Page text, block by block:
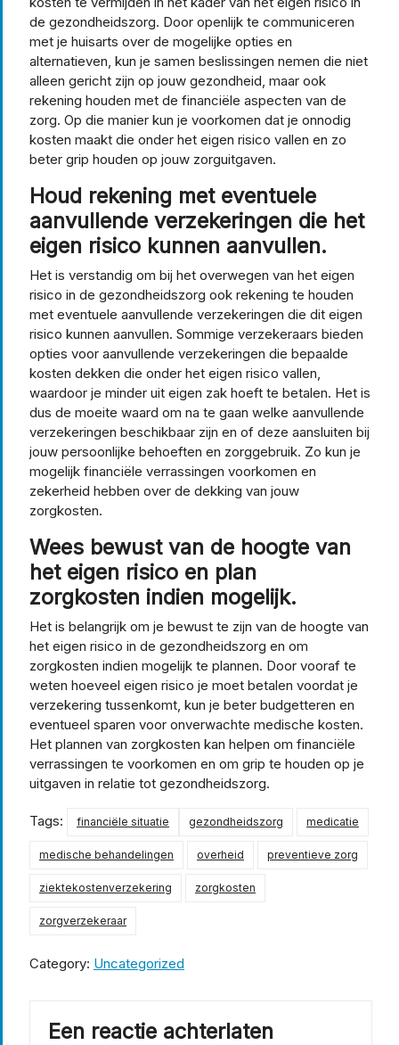
de gezondheidszorg. Door openlijk te communiceren
met je huisarts over de mogelijke opties en
alternatieven, kun je samen beslissingen nemen die niet
alleen gericht zijn op jouw gezondheid, maar ook
rekening houden met de financiële aspecten van de
zorg. Op die manier kun je voorkomen dat je onnodig
kosten maakt die onder het eigen risico vallen en zo
beter grip houden op jouw zorguitgaven.
Houd rekening met eventuele
aanvullende verzekeringen die het
eigen risico kunnen aanvullen.
Het is verstandig om bij het overwegen van het eigen
risico in de gezondheidszorg ook rekening te houden
met eventuele aanvullende verzekeringen die dit eigen
risico kunnen aanvullen. Sommige verzekeraars bieden
opties voor aanvullende verzekeringen die bepaalde
kosten dekken die onder het eigen risico vallen,
waardoor je minder uit eigen zak hoeft te betalen. Het is
dus de moeite waard om na te gaan welke aanvullende
verzekeringen beschikbaar zijn en of deze aansluiten bij
jouw persoonlijke behoeften en zorggebruik. Zo kun je
mogelijk financiële verrassingen voorkomen en
zekerheid hebben over de dekking van jouw
zorgkosten.
Wees bewust van de hoogte van
het eigen risico en plan
zorgkosten indien mogelijk.
Het is belangrijk om je bewust te zijn van de hoogte van
het eigen risico in de gezondheidszorg en om
zorgkosten indien mogelijk te plannen. Door vooraf te
weten hoeveel eigen risico je moet betalen voordat je
verzekering tussenkomt, kun je beter budgetteren en
eventueel sparen voor onverwachte medische kosten.
Het plannen van zorgkosten kan helpen om financiële
verrassingen te voorkomen en om grip te houden op je
uitgaven in relatie tot gezondheidszorg.
Tags: financiële situatie gezondheidszorg medicatie
medische behandelingen overheid preventieve zorg
ziektekostenverzekering zorgkosten
zorgverzekeraar
Category: Uncategorized
Een reactie achterlaten